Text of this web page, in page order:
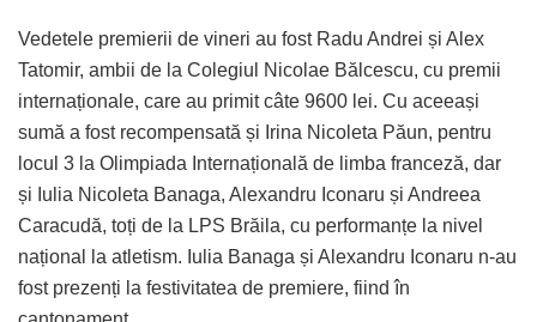
Vedetele premierii de vineri au fost Radu Andrei și Alex
Tatomir, ambii de la Colegiul Nicolae Bălcescu, cu premii
internaționale, care au primit câte 9600 lei. Cu aceeași
sumă a fost recompensată și Irina Nicoleta Păun, pentru
locul 3 la Olimpiada Internațională de limba franceză, dar
și Iulia Nicoleta Banaga, Alexandru Iconaru și Andreea
Caracudă, toți de la LPS Brăila, cu performanțe la nivel
național la atletism. Iulia Banaga și Alexandru Iconaru n-au
fost prezenți la festivitatea de premiere, fiind în